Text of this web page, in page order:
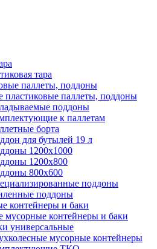
тара
паллеты, поддоны
пластиковые паллеты, поддоны
поддоны
к паллетам
борта
для бутылей 19 л
1200х1000
1200х800
800х600
поддоны
поддоны
контейнеры и баки
мусорные контейнеры и баки
универсальные
мусорные контейнеры